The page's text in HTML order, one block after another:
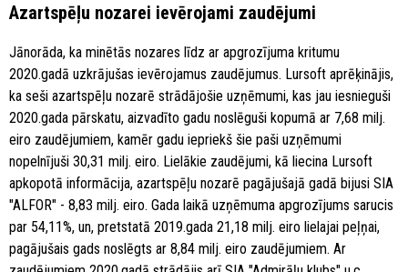
Azartspēļu nozarei ievērojami zaudējumi
Jānorāda, ka minētās nozares līdz ar apgrozījuma kritumu
2020.gadā uzkrājušas ievērojamus zaudējumus. Lursoft aprēķinājis,
ka seši azartspēļu nozarē strādājošie uzņēmumi, kas jau iesnieguši
2020.gada pārskatu, aizvadīto gadu noslēguši kopumā ar 7,68 milj.
eiro zaudējumiem, kamēr gadu iepriekš šie paši uzņēmumi
nopelnījuši 30,31 milj. eiro. Lielākie zaudējumi, kā liecina Lursoft
apkopotā informācija, azartspēļu nozarē pagājušajā gadā bijusi SIA
"ALFOR" - 8,83 milj. eiro. Gada laikā uzņēmuma apgrozījums sarucis
par 54,11%, un, pretstatā 2019.gada 21,18 milj. eiro lielajai peļņai,
pagājušais gads noslēgts ar 8,84 milj. eiro zaudējumiem. Ar